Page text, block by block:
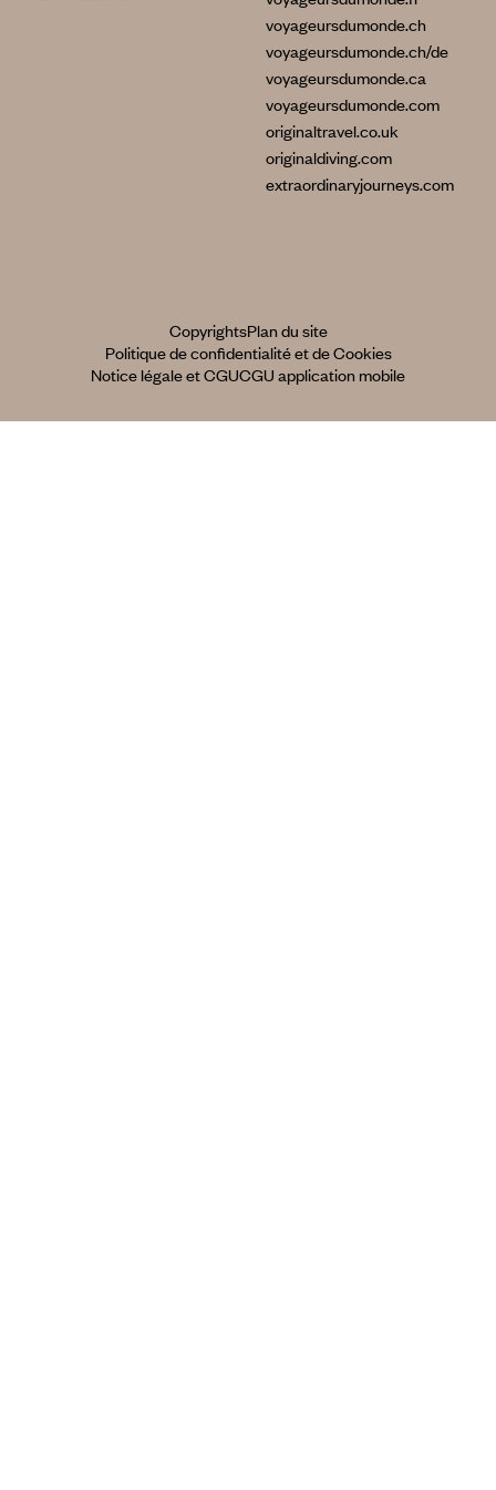
voyageursdumonde.ch
voyageursdumonde.ch/de
voyageursdumonde.ca
voyageursdumonde.com
originaltravel.co.uk
originaldiving.com
extraordinaryjourneys.com
CopyrightsPlan du site
Politique de confidentialité et de Cookies
Notice légale et CGUCGU application mobile